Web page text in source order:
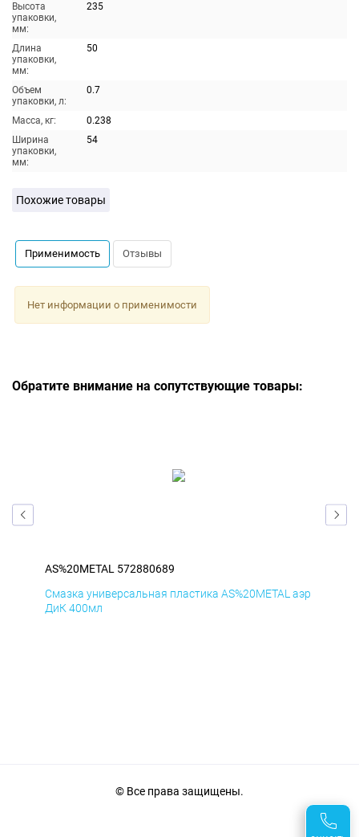
Высота
упаковки,
мм:
235
Длина
упаковки,
мм:
50
Объем
упаковки, л:
0.7
Масса, кг:
0.238
Ширина
упаковки,
мм:
54
Похожие товары
Применимость Отзывы
Нет информации о применимости
Обратите внимание на сопутствующие товары:
AS%20METAL 572880689
Смазка универсальная пластика AS%20METAL аэр
ДиК 400мл
© Все права защищены.